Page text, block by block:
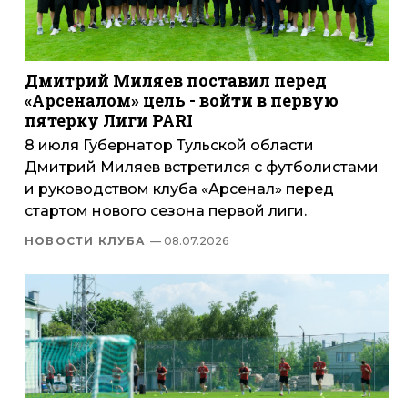
Дмитрий Миляев поставил перед
«Арсеналом» цель - войти в первую
пятерку Лиги PARI
8 июля Губернатор Тульской области
Дмитрий Миляев встретился с футболистами
и руководством клуба «Арсенал» перед
стартом нового сезона первой лиги.
НОВОСТИ КЛУБА — 08.07.2026